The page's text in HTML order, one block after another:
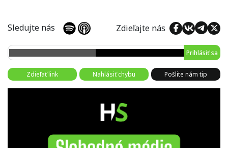
Sledujte nás Zdieľajte nás
Prihlásiť sa
Zdieľať link Nahlásiť chybu Pošlite nám tip